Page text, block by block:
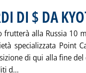
DI $ DA
frutterà alla Russia 10
specializzata Point
di qui alla fine
d... Leggi tutta la